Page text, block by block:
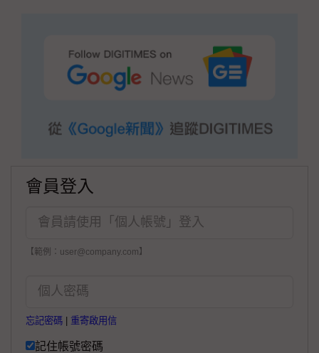
會員登入
【範例：user@company.com】
忘記密碼 重寄啟用信
記住帳號密碼